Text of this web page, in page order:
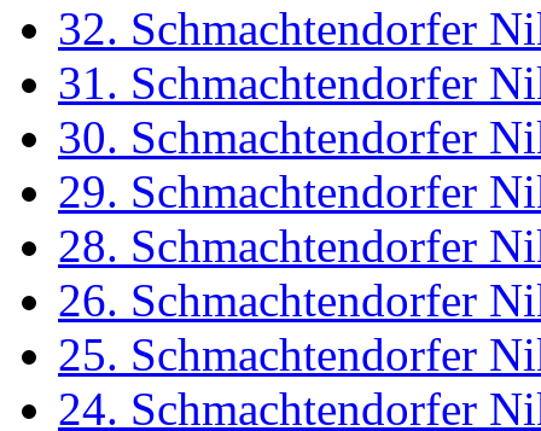
32. Schmachtendorfer
31. Schmachtendorfer
30. Schmachtendorfer
29. Schmachtendorfer
28. Schmachtendorfer
26. Schmachtendorfer
25. Schmachtendorfer
24. Schmachtendorfer